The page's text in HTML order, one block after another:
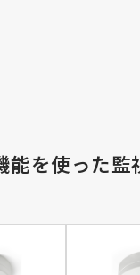
能を使った監